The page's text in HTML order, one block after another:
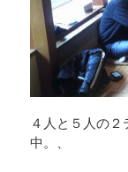
４人と５人の
中。、